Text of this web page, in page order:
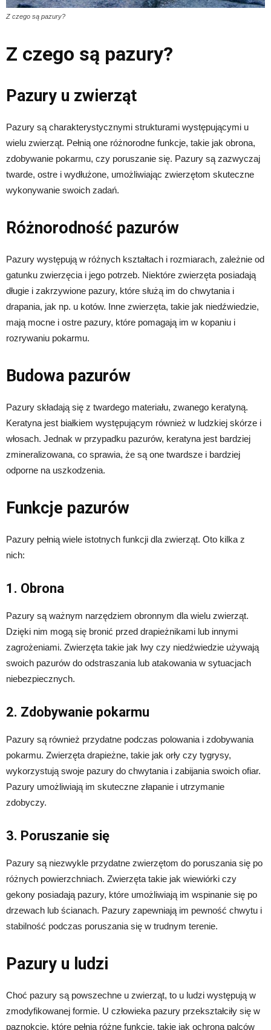
Z czego są pazury?
Z czego są pazury?
Pazury u zwierząt
Pazury są charakterystycznymi strukturami występującymi u
wielu zwierząt. Pełnią one różnorodne funkcje, takie jak obrona,
zdobywanie pokarmu, czy poruszanie się. Pazury są zazwyczaj
twarde, ostre i wydłużone, umożliwiając zwierzętom skuteczne
wykonywanie swoich zadań.
Różnorodność pazurów
Pazury występują w różnych kształtach i rozmiarach, zależnie od
gatunku zwierzęcia i jego potrzeb. Niektóre zwierzęta posiadają
długie i zakrzywione pazury, które służą im do chwytania i
drapania, jak np. u kotów. Inne zwierzęta, takie jak niedźwiedzie,
mają mocne i ostre pazury, które pomagają im w kopaniu i
rozrywaniu pokarmu.
Budowa pazurów
Pazury składają się z twardego materiału, zwanego keratyną.
Keratyna jest białkiem występującym również w ludzkiej skórze i
włosach. Jednak w przypadku pazurów, keratyna jest bardziej
zmineralizowana, co sprawia, że są one twardsze i bardziej
odporne na uszkodzenia.
Funkcje pazurów
Pazury pełnią wiele istotnych funkcji dla zwierząt. Oto kilka z
nich:
1. Obrona
Pazury są ważnym narzędziem obronnym dla wielu zwierząt.
Dzięki nim mogą się bronić przed drapieżnikami lub innymi
zagrożeniami. Zwierzęta takie jak lwy czy niedźwiedzie używają
swoich pazurów do odstraszania lub atakowania w sytuacjach
niebezpiecznych.
2. Zdobywanie pokarmu
Pazury są również przydatne podczas polowania i zdobywania
pokarmu. Zwierzęta drapieżne, takie jak orły czy tygrysy,
wykorzystują swoje pazury do chwytania i zabijania swoich ofiar.
Pazury umożliwiają im skuteczne złapanie i utrzymanie
zdobyczy.
3. Poruszanie się
Pazury są niezwykle przydatne zwierzętom do poruszania się po
różnych powierzchniach. Zwierzęta takie jak wiewiórki czy
gekony posiadają pazury, które umożliwiają im wspinanie się po
drzewach lub ścianach. Pazury zapewniają im pewność chwytu i
stabilność podczas poruszania się w trudnym terenie.
Pazury u ludzi
Choć pazury są powszechne u zwierząt, to u ludzi występują w
zmodyfikowanej formie. U człowieka pazury przekształciły się w
paznokcie, które pełnią różne funkcje, takie jak ochrona palców